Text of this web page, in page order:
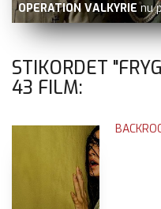
OPERATION VALKYRIE nu
STIKORDET
43 FILM: